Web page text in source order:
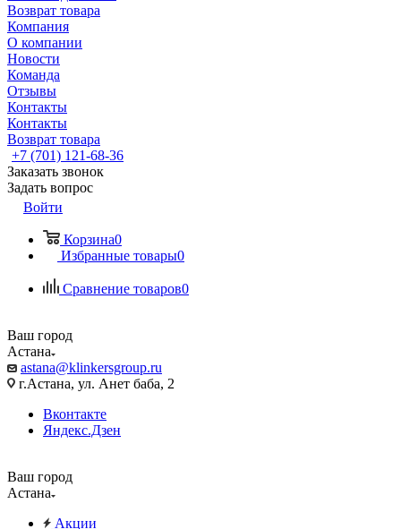
Возврат товара
Компания
О компании
Новости
Команда
Отзывы
Контакты
Контакты
Возврат товара
+7 (701) 121-68-36
Заказать звонок
Задать вопрос
Войти
Корзина0
Избранные товары0
Сравнение товаров0
Ваш город
Астана
astana@klinkersgroup.ru
г.Астана, ул. Анет баба, 2
Вконтакте
Яндекс.Дзен
Ваш город
Астана
Акции